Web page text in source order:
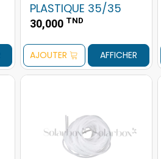
PLASTIQUE 35/35
30,000 TND
AJOUTER AFFICHER